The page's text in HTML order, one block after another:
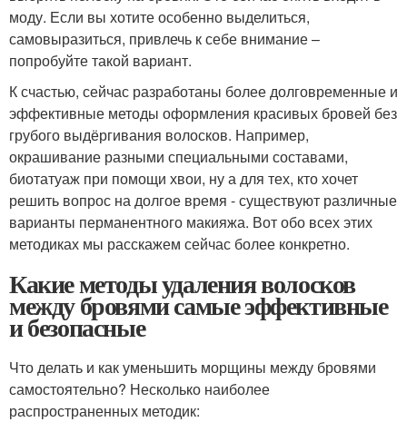
моду. Если вы хотите особенно выделиться,
самовыразиться, привлечь к себе внимание –
попробуйте такой вариант.
К счастью, сейчас разработаны более долговременные и
эффективные методы оформления красивых бровей без
грубого выдёргивания волосков. Например,
окрашивание разными специальными составами,
биотатуаж при помощи хвои, ну а для тех, кто хочет
решить вопрос на долгое время - существуют различные
варианты перманентного макияжа. Вот обо всех этих
методиках мы расскажем сейчас более конкретно.
Какие методы удаления волосков
между бровями самые эффективные
и безопасные
Что делать и как уменьшить морщины между бровями
самостоятельно? Несколько наиболее
распространенных методик: